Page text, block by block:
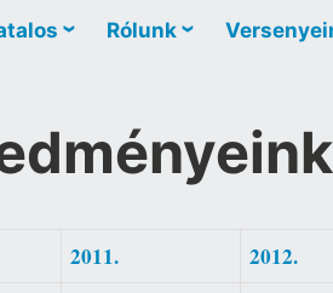
Rólunk
2011. 2012.